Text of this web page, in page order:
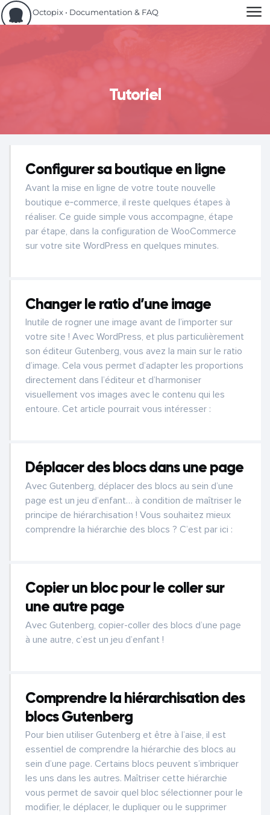
Aller au contenuOctopix • Documentation & FAQ
Tutoriel
Configurer sa boutique en ligne
Avant la mise en ligne de votre toute nouvelle
boutique e‑commerce, il reste quelques étapes à
réaliser. Ce guide simple vous accompagne, étape
par étape, dans la configuration de WooCommerce
sur votre site WordPress en quelques minutes.
Changer le ratio d’une image
Inutile de rogner une image avant de l’importer sur
votre site ! Avec WordPress, et plus particulièrement
son éditeur Gutenberg, vous avez la main sur le ratio
d’image. Cela vous permet d’adapter les proportions
directement dans l’éditeur et d’harmoniser
visuellement vos images avec le contenu qui les
entoure. Cet article pourrait vous intéresser :
Déplacer des blocs dans une page
Avec Gutenberg, déplacer des blocs au sein d’une
page est un jeu d’enfant… à condition de maîtriser le
principe de hiérarchisation ! Vous souhaitez mieux
comprendre la hiérarchie des blocs ? C’est par ici :
Copier un bloc pour le coller sur
une autre page
Avec Gutenberg, copier-coller des blocs d’une page
à une autre, c’est un jeu d’enfant !
Comprendre la hiérarchisation des
blocs Gutenberg
Pour bien utiliser Gutenberg et être à l’aise, il est
essentiel de comprendre la hiérarchie des blocs au
sein d’une page. Certains blocs peuvent s’imbriquer
les uns dans les autres. Maîtriser cette hiérarchie
vous permet de savoir quel bloc sélectionner pour le
modifier, le déplacer, le dupliquer ou le supprimer